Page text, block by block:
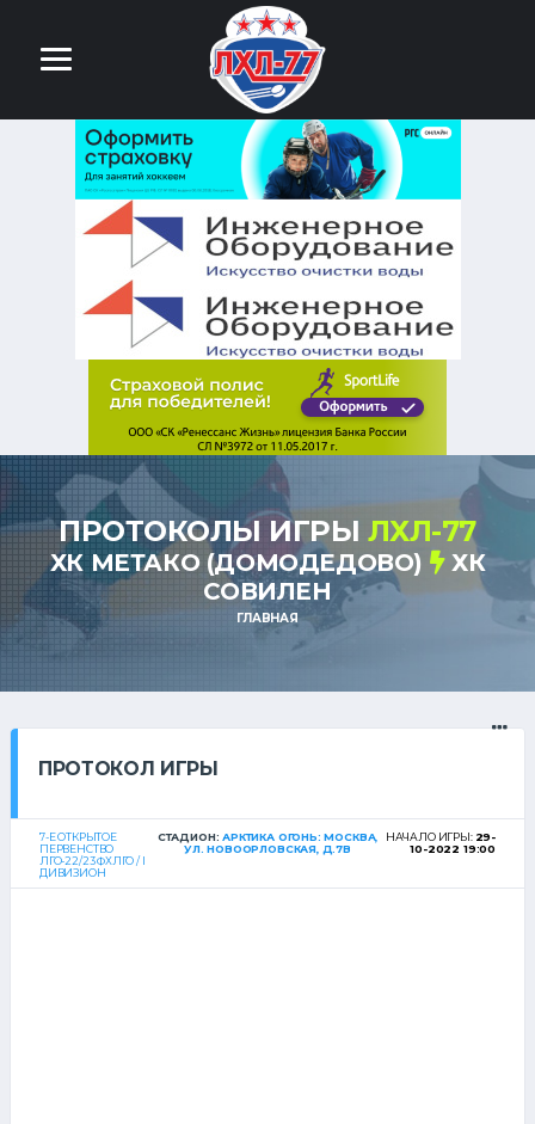
ПРОТОКОЛЫ ИГРЫ ЛХЛ-77
ХК МЕТАКО (ДОМОДЕДОВО)
ХК
СОВИЛЕН
ГЛАВНАЯ
ПРОТОКОЛ ИГРЫ
7-Е ОТКРЫТОЕ
ПЕРВЕНСТВО
ЛГО-22/23 ФХЛГО / I
ДИВИЗИОН
СТАДИОН:АРКТИКА ОГОНЬ: МОСКВА,
УЛ. НОВООРЛОВСКАЯ, Д.7В
НАЧАЛО ИГРЫ: 29-
10-2022 19:00